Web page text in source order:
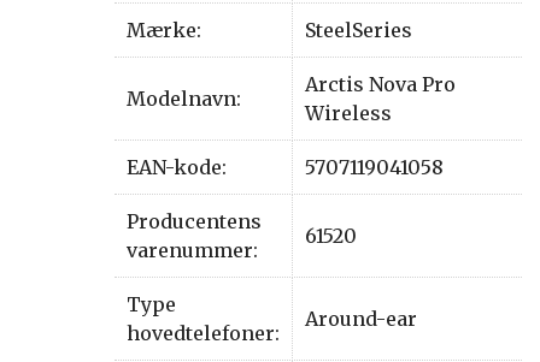
Mærke: SteelSeries
Modelnavn:
Arctis Nova Pro
Wireless
EAN-kode: 5707119041058
Producentens
varenummer:
61520
Type
hovedtelefoner:
Around-ear